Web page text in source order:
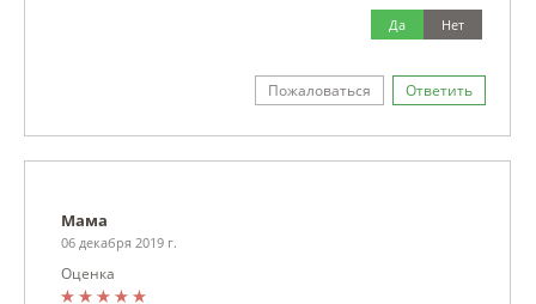
Нет
Да
Пожаловаться Ответить
Мама
06 декабря 2019 г.
Оценка